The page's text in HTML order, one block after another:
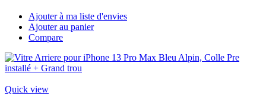
Ajouter à ma liste d'envies
Ajouter au panier
Compare
Quick view